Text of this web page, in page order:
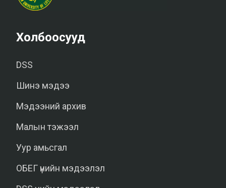
Холбоосууд
DSS
Шинэ мэдээ
Мэдээний архив
Малын тэжээл
Уур амьсгал
ОБЕГ үнийн мэдээлэл